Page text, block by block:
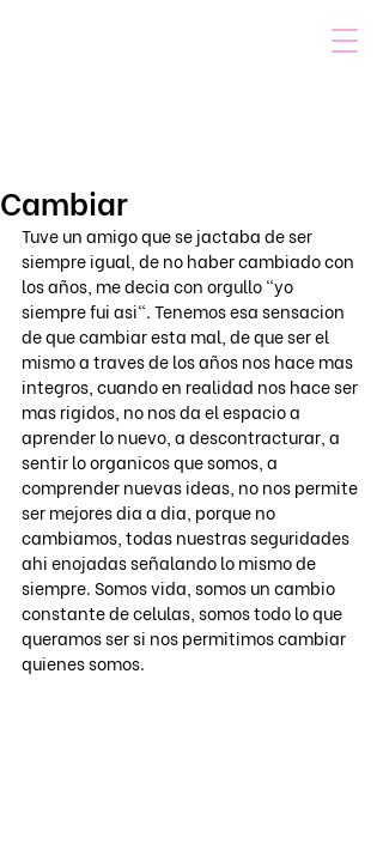
Cambiar
Tuve un amigo que se jactaba de ser
siempre igual, de no haber cambiado con
los años, me decia con orgullo "yo
siempre fui asi". Tenemos esa sensacion
de que cambiar esta mal, de que ser el
mismo a traves de los años nos hace mas
integros, cuando en realidad nos hace ser
mas rigidos, no nos da el espacio a
aprender lo nuevo, a descontracturar, a
sentir lo organicos que somos, a
comprender nuevas ideas, no nos permite
ser mejores dia a dia, porque no
cambiamos, todas nuestras seguridades
ahi enojadas señalando lo mismo de
siempre. Somos vida, somos un cambio
constante de celulas, somos todo lo que
queramos ser si nos permitimos cambiar
quienes somos.